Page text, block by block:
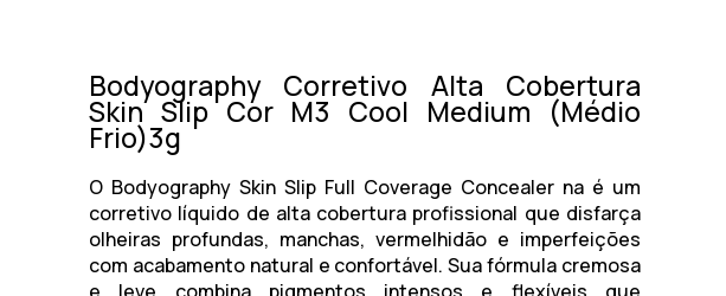
Bodyography Corretivo Alta Cobertura
Skin Slip Cor M3 Cool Medium (Médio
Frio)3g
O Bodyography Skin Slip Full Coverage Concealer na é um
corretivo líquido de alta cobertura profissional que disfarça
olheiras profundas, manchas, vermelhidão e imperfeições
com acabamento natural e confortável. Sua fórmula cremosa